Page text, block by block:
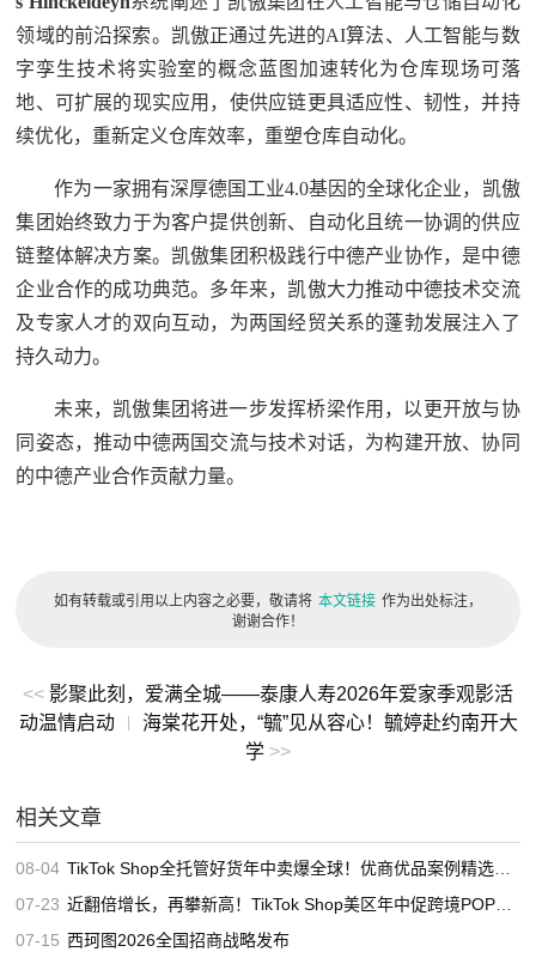
领域的前沿探索。凯傲正通过先进的AI算法、人工智能与数
字孪生技术将实验室的概念蓝图加速转化为仓库现场可落
地、可扩展的现实应用，使供应链更具适应性、韧性，并持
续优化，重新定义仓库效率，重塑仓库自动化。
作为一家拥有深厚德国工业4.0基因的全球化企业，凯傲
集团始终致力于为客户提供创新、自动化且统一协调的供应
链整体解决方案。凯傲集团积极践行中德产业协作，是中德
企业合作的成功典范。多年来，凯傲大力推动中德技术交流
及专家人才的双向互动，为两国经贸关系的蓬勃发展注入了
持久动力。
未来，凯傲集团将进一步发挥桥梁作用，以更开放与协
同姿态，推动中德两国交流与技术对话，为构建开放、协同
的中德产业合作贡献力量。
如有转载或引用以上内容之必要，敬请将 本文链接 作为出处标注，
谢谢合作！
<< 影聚此刻，爱满全城——泰康人寿2026年爱家季观影活
动温情启动
海棠花开处，“毓”见从容心！毓婷赴约南开大
学 >>
相关文章
08-04 TikTok Shop全托管好货年中卖爆全球！优商优品案例精选特辑发布
07-23 近翻倍增长，再攀新高！TikTok Shop美区年中促跨境POP优秀案例重磅发布
07-15 西珂图2026全国招商战略发布